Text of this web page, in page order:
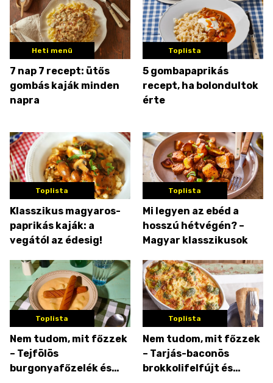
Heti menü
7 nap 7 recept: ütős
gombás kaják minden
napra
Toplista
5 gombapaprikás
recept, ha bolondultok
érte
Toplista
Klasszikus magyaros-
paprikás kaják: a
vegától az édesig!
Toplista
Mi legyen az ebéd a
hosszú hétvégén? –
Magyar klasszikusok
Toplista
Nem tudom, mit főzzek
– Tejfölös
burgonyafőzelék és
Toplista
Nem tudom, mit főzzek
– Tarjás-baconös
brokkolifelfújt és